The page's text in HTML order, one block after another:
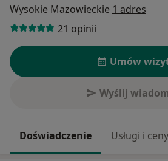
Wysokie Mazowieckie 1 adres
21 opinii
Umów
Wyślij
Doświadczenie Usługi i ceny